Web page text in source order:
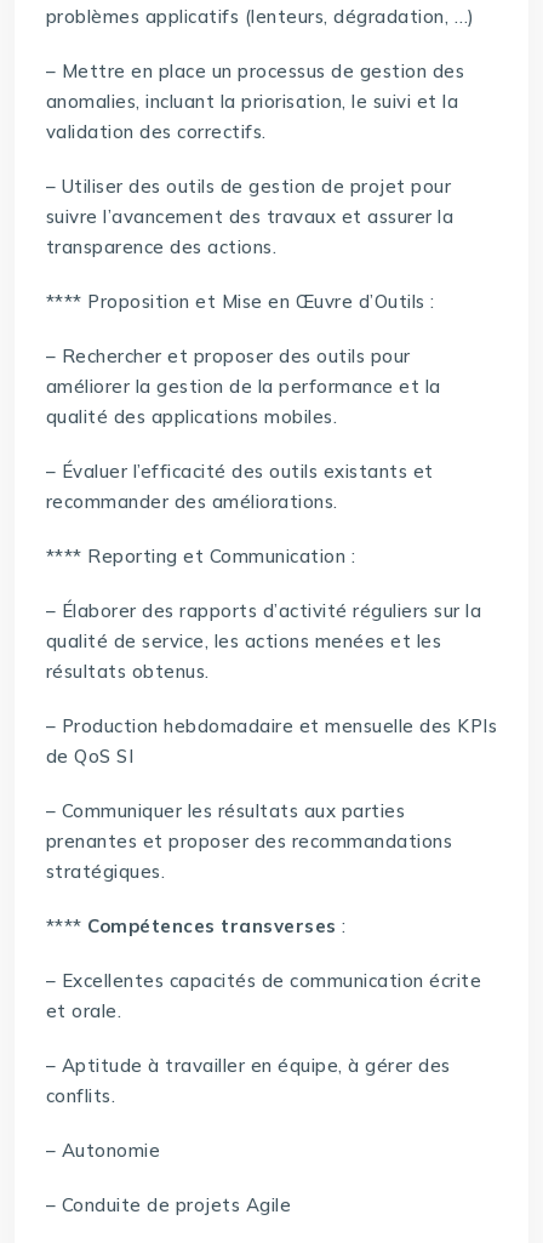
problèmes applicatifs (lenteurs, dégradation, …)
– Mettre en place un processus de gestion des
anomalies, incluant la priorisation, le suivi et la
validation des correctifs.
– Utiliser des outils de gestion de projet pour
suivre l’avancement des travaux et assurer la
transparence des actions.
**** Proposition et Mise en Œuvre d’Outils :
– Rechercher et proposer des outils pour
améliorer la gestion de la performance et la
qualité des applications mobiles.
– Évaluer l’efficacité des outils existants et
recommander des améliorations.
**** Reporting et Communication :
– Élaborer des rapports d’activité réguliers sur la
qualité de service, les actions menées et les
résultats obtenus.
– Production hebdomadaire et mensuelle des KPIs
de QoS SI
– Communiquer les résultats aux parties
prenantes et proposer des recommandations
stratégiques.
**** Compétences transverses :
– Excellentes capacités de communication écrite
et orale.
– Aptitude à travailler en équipe, à gérer des
conflits.
– Autonomie
– Conduite de projets Agile